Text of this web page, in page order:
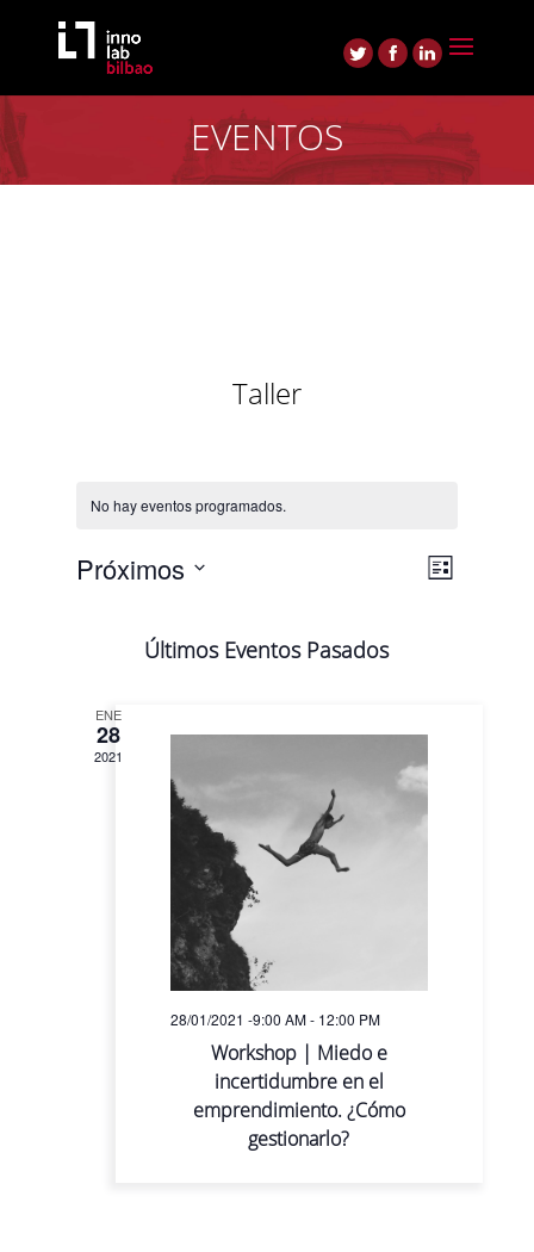
EVENTOS
Taller
No hay eventos programados.
de
Lista
Próximos
Últimos Eventos Pasados
ENE
28
2021
28/01/2021 -9:00 AM- 12:00 PM
Workshop | Miedo e
incertidumbre en el
emprendimiento. ¿Cómo
gestionarlo?